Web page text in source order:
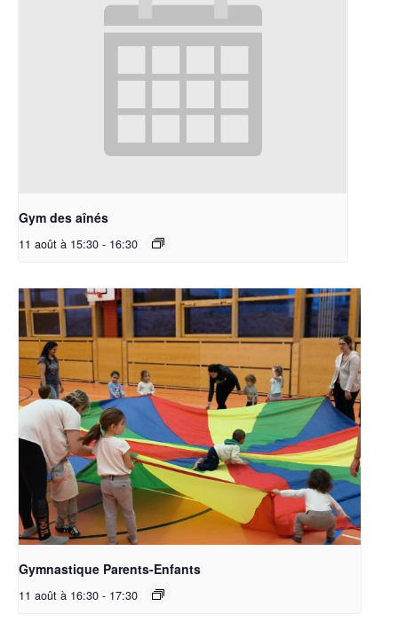
Gym des aînés
11 août à 15:30 - 16:30
Gymnastique Parents-Enfants
11 août à 16:30 - 17:30